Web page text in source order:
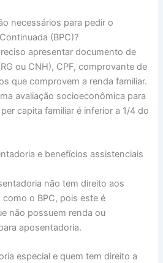
necessários para pedir o
(BPC)?
apresentar documento de
ou CNH), CPF, comprovante de
que comprovem a renda familiar.
avaliação socioeconômica para
capita familiar é inferior a 1/4 do
e benefícios assistenciais
não tem direito aos
o BPC, pois este é
não possuem renda ou
aposentadoria.
especial e quem tem direito a